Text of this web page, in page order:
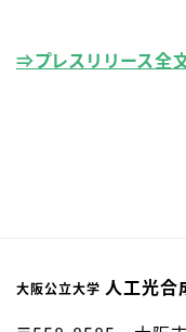
⇒プレスリリース全
大阪公立大学 人工光合